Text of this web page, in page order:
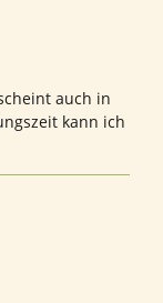
auch in
kann ich